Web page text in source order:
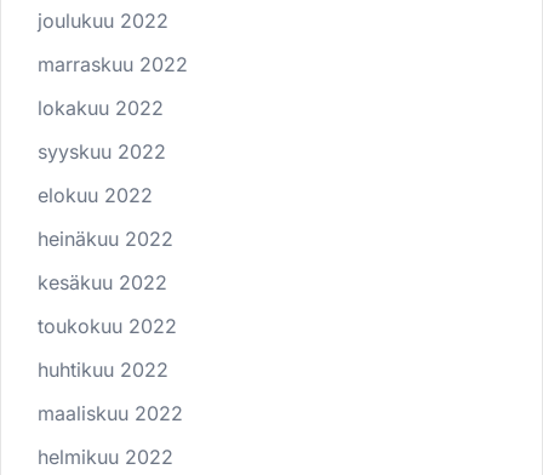
joulukuu 2022
marraskuu 2022
lokakuu 2022
syyskuu 2022
elokuu 2022
heinäkuu 2022
kesäkuu 2022
toukokuu 2022
huhtikuu 2022
maaliskuu 2022
helmikuu 2022